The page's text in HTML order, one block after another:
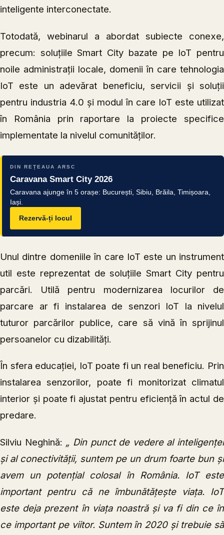
inteligente interconectate.
Totodată, webinarul a abordat subiecte conexe,
precum: soluțiile Smart City bazate pe IoT pentru
noile administrații locale, domenii în care tehnologia
IoT este un adevărat beneficiu, servicii și soluții
pentru industria 4.0 și modul în care IoT este utilizat
în România prin raportare la proiecte specifice
implementate la nivelul comunităților.
DIN REȚEAUA ARSC
Caravana Smart City 2026
Caravana ajunge în 5 orașe: București, Sibiu, Brăila, Timișoara,
Iași.
Rezervă-ți locul
Unul dintre domeniile în care IoT este un instrument
util este reprezentat de soluțiile Smart City pentru
parcări. Utilă pentru modernizarea locurilor de
parcare ar fi instalarea de senzori IoT la nivelul
tuturor parcărilor publice, care să vină în sprijinul
persoanelor cu dizabilități.
În sfera educației, IoT poate fi un real beneficiu. Prin
instalarea senzorilor, poate fi monitorizat climatul
interior și poate fi ajustat pentru eficiență în actul de
predare.
Silviu Neghină: „ Din punct de vedere al inteligenței
și al conectivității, suntem pe un drum foarte bun și
avem un potențial colosal în România. IoT este
important pentru că ne îmbunătățește viața. IoT
este deja prezent în viața noastră și va fi din ce în
ce important pe viitor. Suntem în 2020 și trebuie să